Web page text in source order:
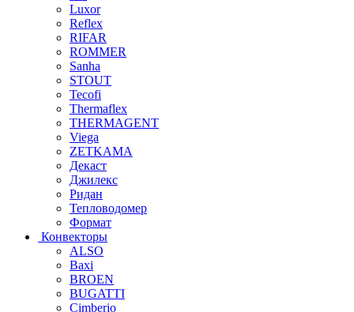
Luxor
Reflex
RIFAR
ROMMER
Sanha
STOUT
Tecofi
Thermaflex
THERMAGENT
Viega
ZETKAMA
Декаст
Джилекс
Ридан
Тепловодомер
Формат
Конвекторы
ALSO
Baxi
BROEN
BUGATTI
Cimberio